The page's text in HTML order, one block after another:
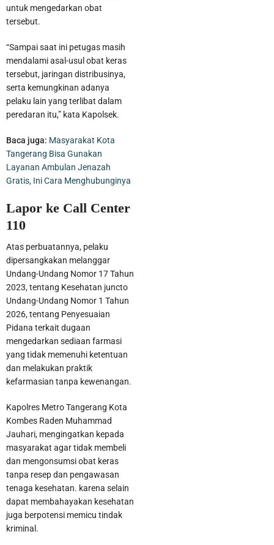
untuk mengedarkan obat
tersebut.
“Sampai saat ini petugas masih
mendalami asal-usul obat keras
tersebut, jaringan distribusinya,
serta kemungkinan adanya
pelaku lain yang terlibat dalam
peredaran itu,” kata Kapolsek.
Baca juga: Masyarakat Kota
Tangerang Bisa Gunakan
Layanan Ambulan Jenazah
Gratis, Ini Cara Menghubunginya
Lapor ke Call Center
110
Atas perbuatannya, pelaku
dipersangkakan melanggar
Undang-Undang Nomor 17 Tahun
2023, tentang Kesehatan juncto
Undang-Undang Nomor 1 Tahun
2026, tentang Penyesuaian
Pidana terkait dugaan
mengedarkan sediaan farmasi
yang tidak memenuhi ketentuan
dan melakukan praktik
kefarmasian tanpa kewenangan.
Kapolres Metro Tangerang Kota
Kombes Raden Muhammad
Jauhari, mengingatkan kepada
masyarakat agar tidak membeli
dan mengonsumsi obat keras
tanpa resep dan pengawasan
tenaga kesehatan. karena selain
dapat membahayakan kesehatan
juga berpotensi memicu tindak
kriminal.